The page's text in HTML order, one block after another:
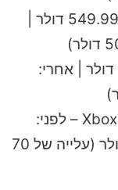
Xbox Series X Digital – לפני: 549.99 דולר |
Xbox Series X – לפני: 599.99 דולר | אחרי:
Xbox Series X 2TB Galaxy Edition – לפני:
729.99 דולר | אחרי: 799.99 דולר (עלייה של 70